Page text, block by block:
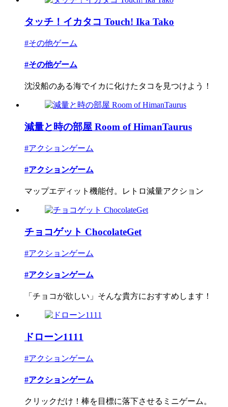
タッチ！イカタコ Touch! Ika Tako
#その他ゲーム
#その他ゲーム
沈没船のある海でイカに化けたタコを見つけよう！
減量と時の部屋 Room of HimanTaurus
#アクションゲーム
#アクションゲーム
マップエディット機能付。レトロ減量アクション
チョコゲット ChocolateGet
#アクションゲーム
#アクションゲーム
「チョコが欲しい」そんな貴方におすすめします！
ドローン1111
#アクションゲーム
#アクションゲーム
クリックだけ！棒を目標に落下させるミニゲーム。